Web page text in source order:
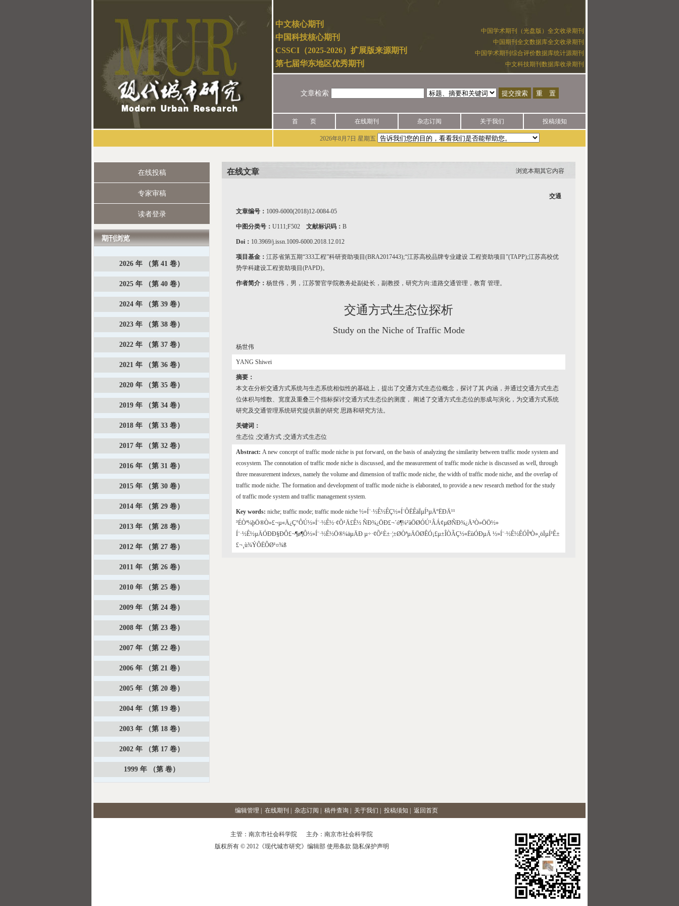
中国学术期刊（光盘版）全文收录期刊
中国期刊全文数据库全文收录期刊
中国学术期刊综合评价数据库统计源期刊
中文科技期刊数据库收录期刊
中文核心期刊
中国科技核心期刊
CSSCI（2025-2026）扩展版来源期刊
第七届华东地区优秀期刊
文章检索
首 页 在线期刊 杂志订阅 关于我们 投稿须知
2026年8月7日 星期五
在线文章 浏览本期其它内容
交通
文章编号： 1009-6000(2018)12-0084-05
中图分类号： U111;F502 文献标识码： B
Doi： 10.3969/j.issn.1009-6000.2018.12.012
项目基金： 江苏省第五期“333工程”科研资助项目(BRA2017443);“江苏高校品牌专业建设 工程资助项目”(TAPP);江苏高校优
势学科建设工程资助项目(PAPD)。
作者简介： 杨世伟，男，江苏警官学院教务处副处长，副教授，研究方向:道路交通管理，教育 管理。
交通方式生态位探析
Study on the Niche of Traffic Mode
杨世伟
YANG Shiwei
摘要：
本文在分析交通方式系统与生态系统相似性的基础上，提出了交通方式生态位概念，探讨了其 内涵，并通过交通方式生态
位体积与维数、宽度及重叠三个指标探讨交通方式生态位的测度， 阐述了交通方式生态位的形成与演化，为交通方式系统
研究及交通管理系统研究提供新的研究 思路和研究方法。
关键词：
生态位 ;交通方式 ;交通方式生态位
Abstract: A new concept of traffic mode niche is put forward, on the basis of analyzing the similarity between traffic mode system and
ecosystem. The connotation of traffic mode niche is discussed, and the measurement of traffic mode niche is discussed as well, through
three measurement indexes, namely the volume and dimension of traffic mode niche, the width of traffic mode niche, and the overlap of
traffic mode niche. The formation and development of traffic mode niche is elaborated, to provide a new research method for the study
of traffic mode system and traffic management system.
Key words: niche; traffic mode; traffic mode niche ½»Í¨·½Ê½ÊÇ½»Í¨ÔËÊäÏµÍ³µÄºËÐÄ¹¹
³ÉÒª¼þÖ®Ò»£¬µ«Ä¿Ç°ÔÚ½»Í¨·½Ê½·¢Õ¹Ä£Ê½ ÑÐ¾¿ÖÐ£¬´ó¶¼²àÖØÓÚ¹ÂÁ¢µØÑÐ¾¿Ä³Ò»ÖÖ½»
Í¨·½Ê½µÄÓÐÐ§ÐÔ£¬¶ø¶Ô½»Í¨·½Ê½Ö®¼äµÄÐ­ µ÷·¢Õ¹È±·¦±ØÒªµÄÖØÊÓ¡£µ±ÎÒÃÇ½«ËùÓÐµÄ ½»Í¨·½Ê½ÊÓÎªÒ»¸öÏµÍ³Ê±
£¬¸ù¾ÝÔËÔØ¹¤¾ß
在线投稿
专家审稿
读者登录
期刊浏览
2026 年 （第 41 卷）
2025 年 （第 40 卷）
2024 年 （第 39 卷）
2023 年 （第 38 卷）
2022 年 （第 37 卷）
2021 年 （第 36 卷）
2020 年 （第 35 卷）
2019 年 （第 34 卷）
2018 年 （第 33 卷）
2017 年 （第 32 卷）
2016 年 （第 31 卷）
2015 年 （第 30 卷）
2014 年 （第 29 卷）
2013 年 （第 28 卷）
2012 年 （第 27 卷）
2011 年 （第 26 卷）
2010 年 （第 25 卷）
2009 年 （第 24 卷）
2008 年 （第 23 卷）
2007 年 （第 22 卷）
2006 年 （第 21 卷）
2005 年 （第 20 卷）
2004 年 （第 19 卷）
2003 年 （第 18 卷）
2002 年 （第 17 卷）
1999 年 （第 卷）
编辑管理 在线期刊 杂志订阅 稿件查询 关于我们 投稿须知 返回首页
主管：南京市社会科学院 主办：南京市社会科学院
版权所有 © 2012《现代城市研究》编辑部 使用条款 隐私保护声明